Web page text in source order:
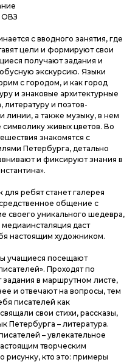
ОВЗ
с вводного занятия, где
цели и формируют свои
получают задания и
экскурсию. Языки
с городом, и как город
и знаковые архитектурные
литературу и поэтов-
линии, а также музыку, в нем
живых цветов. Во
знакомятся с
Петербурга, детально
и фиксируют знания в
ребят станет галерея
общение с
своего уникального шедевра,
даст
настоящим художником.
учащиеся посещают
Проходят по
в маршрутном листе,
и отвечают на вопросы, тем
писателей как
свои стихи, рассказы,
Петербурга – литература.
– увлекательное
творческим
рисунку, кто это: примеры